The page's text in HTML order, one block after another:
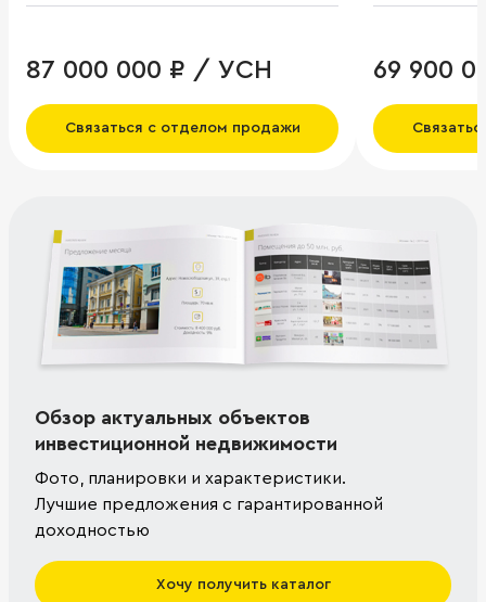
87 000 000 ₽ / УСН
Связаться с отделом продажи
69 900
Обзор актуальных объектов
инвестиционной недвижимости
Фото, планировки и характеристики.
Лучшие предложения с гарантированной
доходностью
Хочу получить каталог